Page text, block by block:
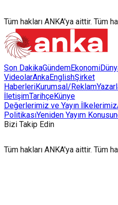
Tüm hakları ANKA'ya aittir. Tüm
Son DakikaGündemEkonomi
VideolarAnkaEnglishŞirket
HaberleriKurumsal/Reklam
İletişimTarihçeKünye
Değerlerimiz ve Yayın İlkelerimiz
PolitikasıYeniden Yayım
Bizi Takip Edin
Tüm hakları ANKA'ya aittir. Tüm